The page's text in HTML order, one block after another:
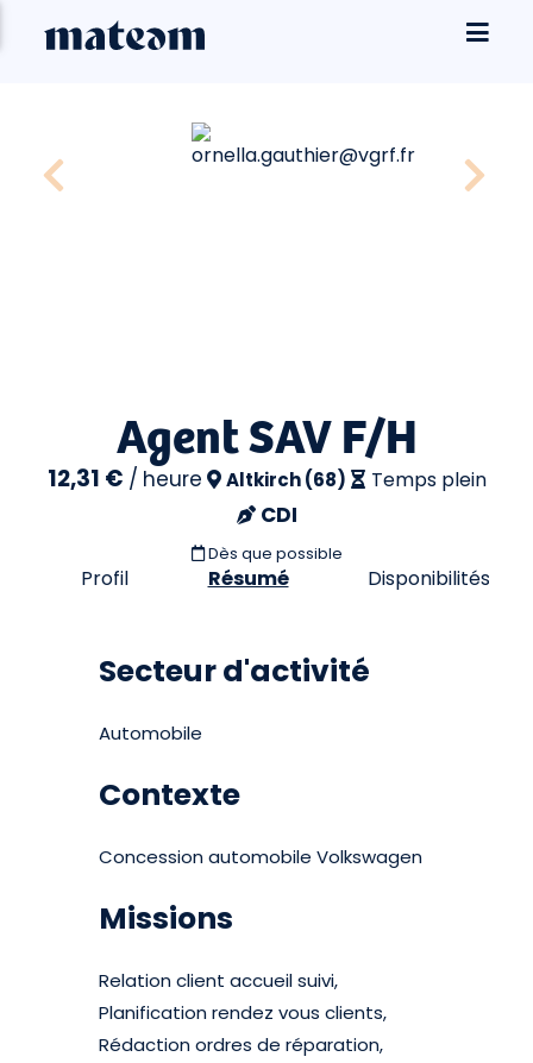
Agent SAV F/H
12,31 € / heure Altkirch (68) Temps plein
CDI
Dès que possible
Profil Résumé Disponibilités
Secteur d'activité
Automobile
Contexte
Concession automobile Volkswagen
Missions
Relation client accueil suivi,
Planification rendez vous clients,
Rédaction ordres de réparation,